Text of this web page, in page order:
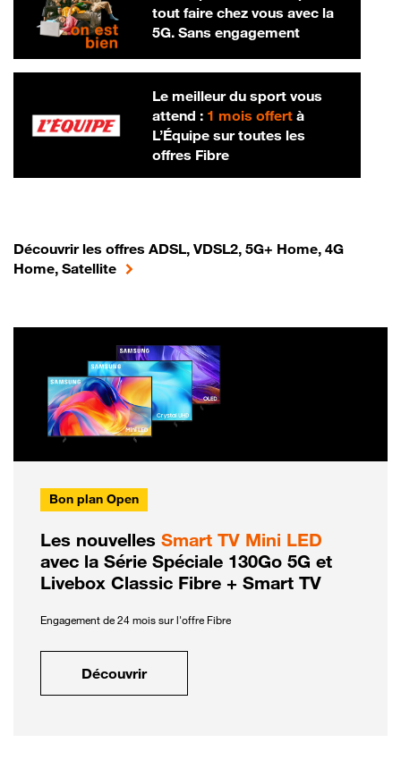
tout faire chez vous avec la
5G. Sans engagement
Le meilleur du sport vous
attend : 1 mois offertà
L’Équipe sur toutes les
offres Fibre
Découvrir les offres ADSL, VDSL2, 5G+ Home, 4G
Home, Satellite
Bon plan Open
Les nouvelles Smart TV Mini LED
avec la Série Spéciale 130Go 5G et
Livebox Classic Fibre + Smart TV
Engagement de 24 mois sur l'offre Fibre
Découvrir